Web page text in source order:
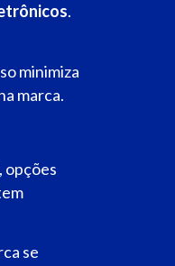
.
minimiza
marca.
, opções
se